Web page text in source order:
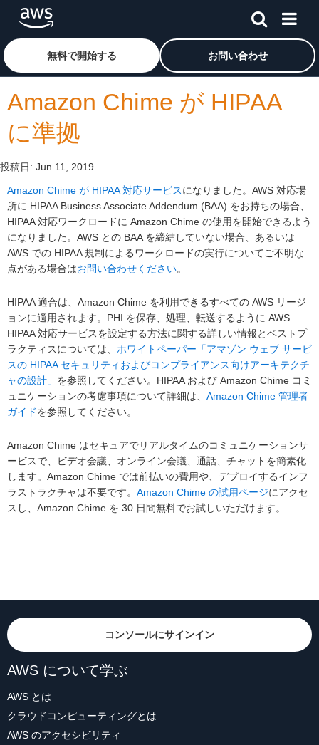
メインコンテンツに移動
アマゾン ウェブ サービスのホームページに戻るには、こ
無料で開始する お問い合わせ
Amazon Chime が HIPAA
に準拠
投稿日: Jun 11, 2019
Amazon Chime が HIPAA 対応サービスになりました。AWS 対応場
所に HIPAA Business Associate Addendum (BAA) をお持ちの場合、
HIPAA 対応ワークロードに Amazon Chime の使用を開始できるよう
になりました。AWS との BAA を締結していない場合、あるいは
AWS での HIPAA 規制によるワークロードの実行についてご不明な
点がある場合はお問い合わせください。
HIPAA 適合は、Amazon Chime を利用できるすべての AWS リージ
ョンに適用されます。PHI を保存、処理、転送するように AWS
HIPAA 対応サービスを設定する方法に関する詳しい情報とベストプ
ラクティスについては、 ホワイトペーパー「アマゾン ウェブ サービ
スの HIPAA セキュリティおよびコンプライアンス向けアーキテクチ
ャの設計」 を参照してください。HIPAA および Amazon Chime コミ
ュニケーションの考慮事項について詳細は、 Amazon Chime 管理者
ガイドを参照してください。
Amazon Chime はセキュアでリアルタイムのコミュニケーションサ
ービスで、ビデオ会議、オンライン会議、通話、チャットを簡素化
します。Amazon Chime では前払いの費用や、デプロイするインフ
ラストラクチャは不要です。 Amazon Chime の試用ページにアクセ
スし、Amazon Chime を 30 日間無料でお試しいただけます。
コンソールにサインイン
AWS について学ぶ
AWS とは
クラウドコンピューティングとは
AWS のアクセシビリティ